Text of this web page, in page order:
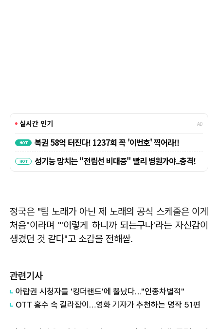
정국은 "팀 노래가 아닌 제 노래의 공식 스케줄은 이게
처음"이라며 "'이렇게 하니까 되는구나'라는 자신감이
생겼던 것 같다"고 소감을 전해싿.
관련기사
아랍권 시청자들 '킹더랜드'에 뿔났다…"인종차별적"
OTT 홍수 속 길라잡이…영화 기자가 추천하는 명작 51편